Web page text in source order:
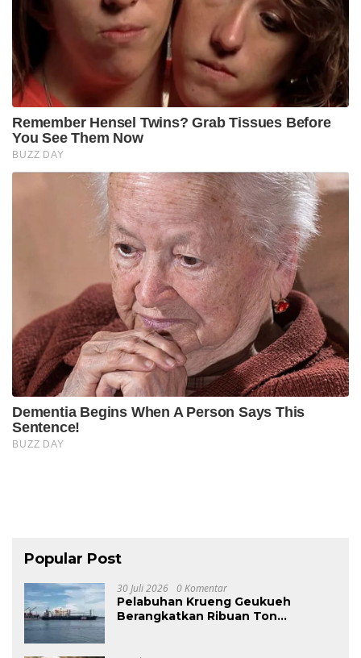
Popular Post
30 Juli 2026 0 Komentar
Pelabuhan Krueng Geukueh
Berangkatkan Ribuan Ton